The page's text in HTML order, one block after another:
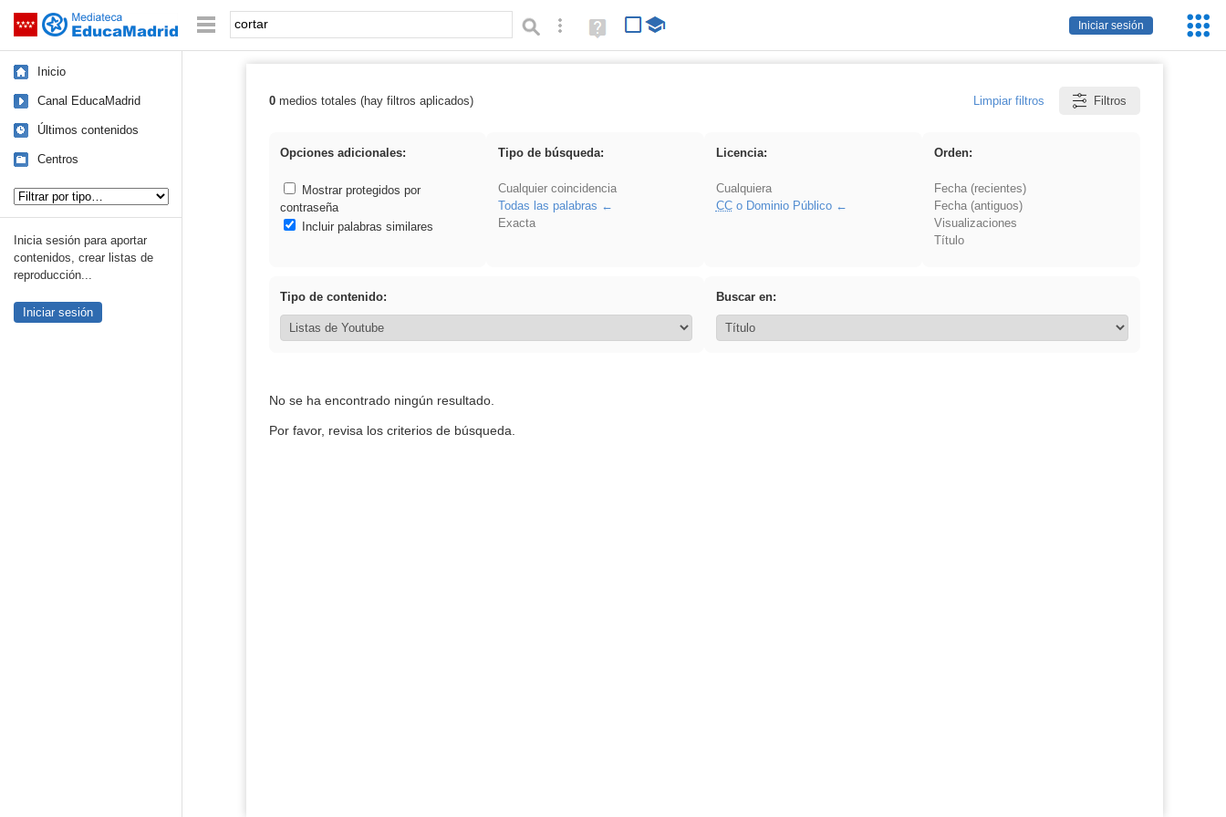
Saltar navegación
Iniciar sesión
Palabra o frase: Búsqueda avanzada
Ayuda
(en
Inicio
Canal EducaMadrid
Últimos contenidos
Centros
Inicia sesión para aportar
contenidos, crear listas de
reproducción...
Iniciar sesión
Resultados de: cortar
0medios totales (hay filtros aplicados) Limpiar filtros Filtros
Opciones adicionales:
Mostrar protegidos por
contraseña
Incluir palabras similares
Tipo de búsqueda:
Cualquier coincidencia
Todas las palabras
Exacta
Licencia:
Cualquiera
CCo Dominio Público
Orden:
Fecha (recientes)
Fecha (antiguos)
Visualizaciones
Título
Tipo de contenido: Buscar en:
No se ha encontrado ningún resultado.
Por favor, revisa los criterios de búsqueda.